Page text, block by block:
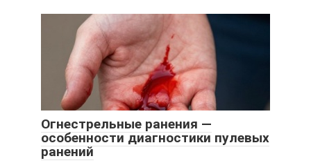
Огнестрельные ранения —
особенности диагностики пулевых
ранений